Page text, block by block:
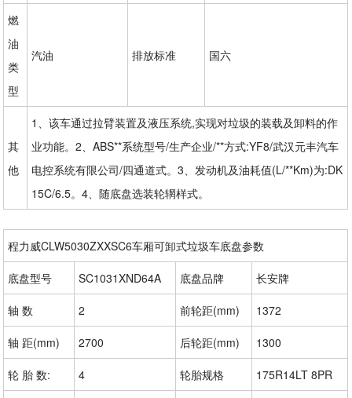
燃
油
类
型
汽油 排放标准 国六
其
他
1、该车通过拉臂装置及液压系统,实现对垃圾的装载及卸料的作
业功能。2、ABS**系统型号/生产企业/**方式:YF8/武汉元丰汽车
电控系统有限公司/四通道式。3、发动机及油耗值(L/**Km)为:DK
15C/6.5。4、随底盘选装轮辋样式。
程力威CLW5030ZXXSC6车厢可卸式垃圾车底盘参数
底盘型号 SC1031XND64A 底盘品牌 长安牌
轴 数 2 前轮距(mm) 1372
轴 距(mm) 2700 后轮距(mm) 1300
轮 胎 数: 4 轮胎规格 175R14LT 8PR